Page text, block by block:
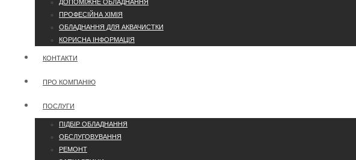
ДОПОМІЖНЕ ОБЛАДНАННЯ
ПРОФЕСІЙНА ХІМІЯ
ОБЛАДНАННЯ ДЛЯ АКВАЧИСТКИ
КОРИСНА ІНФОРМАЦІЯ
КОНТАКТИ
ПРО КОМПАНІЮ
ПОСЛУГИ
ПІДБІР ОБЛАДНАННЯ
ОБСЛУГОВУВАННЯ
РЕМОНТ